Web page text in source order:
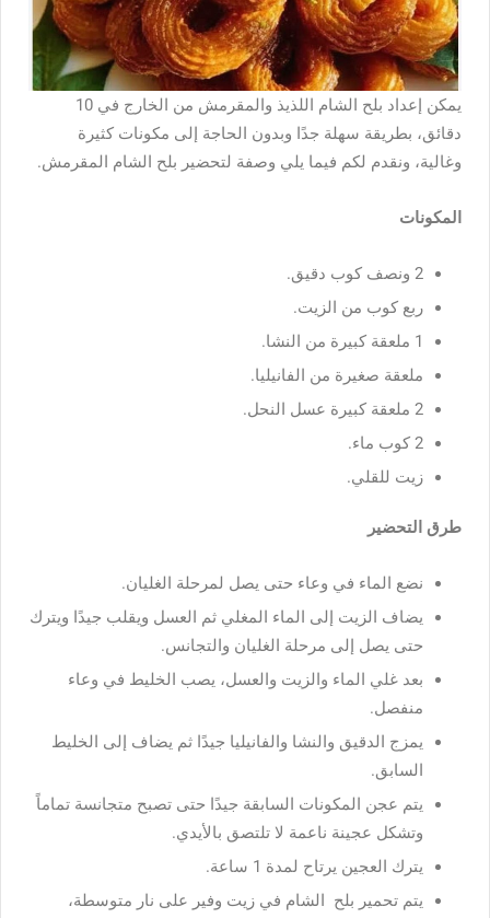
يمكن إعداد بلح الشام اللذيذ والمقرمش من الخارج في 10
دقائق، بطريقة سهلة جدًا وبدون الحاجة إلى مكونات كثيرة
وغالية، ونقدم لكم فيما يلي وصفة لتحضير بلح الشام المقرمش.
المكونات
2 ونصف كوب دقيق.
ربع كوب من الزيت.
1 ملعقة كبيرة من النشا.
ملعقة صغيرة من الفانيليا.
2 ملعقة كبيرة عسل النحل.
2 كوب ماء.
زيت للقلي.
طرق التحضير
نضع الماء في وعاء حتى يصل لمرحلة الغليان.
يضاف الزيت إلى الماء المغلي ثم العسل ويقلب جيدًا ويترك
حتى يصل إلى مرحلة الغليان والتجانس.
بعد غلي الماء والزيت والعسل، يصب الخليط في وعاء
منفصل.
يمزج الدقيق والنشا والفانيليا جيدًا ثم يضاف إلى الخليط
السابق.
يتم عجن المكونات السابقة جيدًا حتى تصبح متجانسة تماماً
وتشكل عجينة ناعمة لا تلتصق بالأيدي.
يترك العجين يرتاح لمدة 1 ساعة.
يتم تحمير بلح الشام في زيت وفير على نار متوسطة،